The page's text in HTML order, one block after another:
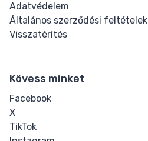
Adatvédelem
Általános szerződési feltételek
Visszatérítés
Kövess minket
Facebook
X
TikTok